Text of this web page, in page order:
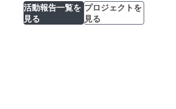
活動報告一覧を
見る
プロジェクトを
見る